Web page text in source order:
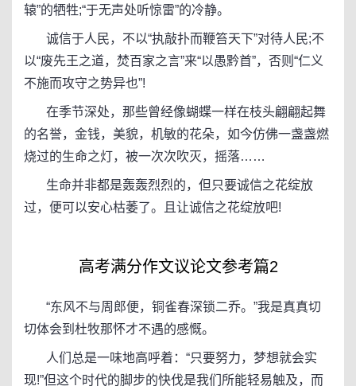
辕”的牺牲;“于无声处听惊雷”的冷静。
诚信于人民，不以“执敲扑而鞭笞天下”对待人民;不
以“废先王之道，焚百家之言”来“以愚黔首”，否则“仁义
不施而攻守之势异也”!
在季节深处，那些曾经像蝴蝶一样在枝头翩翩起舞
的名誉，金钱，美貌，机敏的花朵，如今仿佛一盏盏燃
烧过的生命之灯，被一次次吹灭，摇落……
生命并非都是轰轰烈烈的，但只要诚信之花绽放
过，便可以安心枯萎了。且让诚信之花绽放吧!
高考满分作文议论文参考篇2
“东风不与周郎便，铜雀春深锁二乔。”我是真真切
切体会到杜牧那怀才不遇的感慨。
人们总是一味地高呼着：“只要努力，梦想就会实
现!”但这个时代的脚步的快伐是我们所能轻易触及，而